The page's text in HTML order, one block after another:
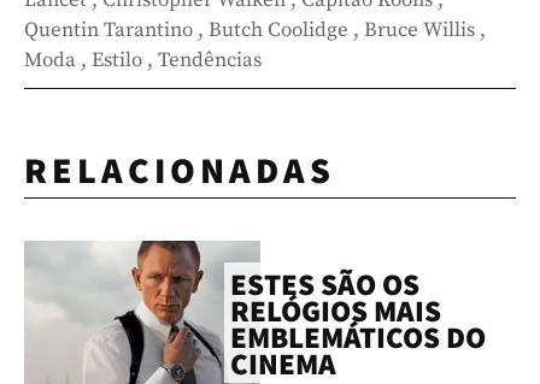
Quentin Tarantino , Butch Coolidge , Bruce Willis ,
Moda , Estilo , Tendências
RELACIONADAS
ESTES SÃO OS
RELÓGIOS MAIS
EMBLEMÁTICOS DO
CINEMA